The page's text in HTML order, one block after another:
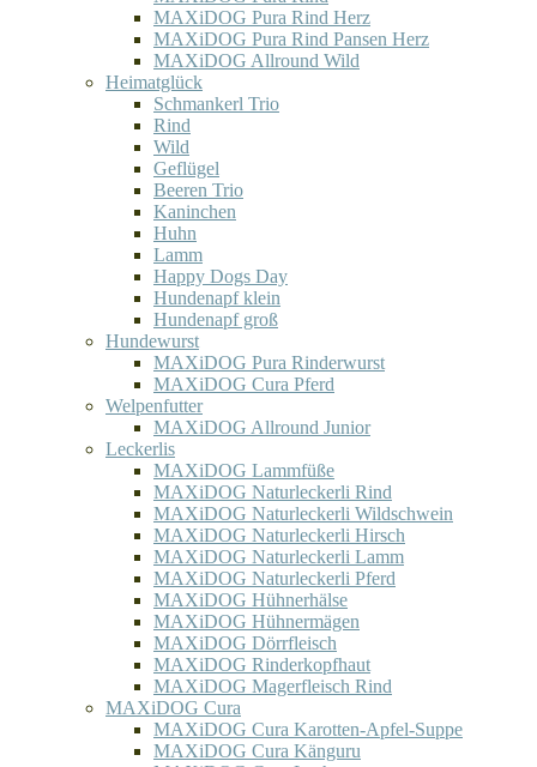
MAXiDOG Pura Rind Herz
MAXiDOG Pura Rind Pansen Herz
MAXiDOG Allround Wild
Heimatglück
Schmankerl Trio
Rind
Wild
Geflügel
Beeren Trio
Kaninchen
Huhn
Lamm
Happy Dogs Day
Hundenapf klein
Hundenapf groß
Hundewurst
MAXiDOG Pura Rinderwurst
MAXiDOG Cura Pferd
Welpenfutter
MAXiDOG Allround Junior
Leckerlis
MAXiDOG Lammfüße
MAXiDOG Naturleckerli Rind
MAXiDOG Naturleckerli Wildschwein
MAXiDOG Naturleckerli Hirsch
MAXiDOG Naturleckerli Lamm
MAXiDOG Naturleckerli Pferd
MAXiDOG Hühnerhälse
MAXiDOG Hühnermägen
MAXiDOG Dörrfleisch
MAXiDOG Rinderkopfhaut
MAXiDOG Magerfleisch Rind
MAXiDOG Cura
MAXiDOG Cura Karotten-Apfel-Suppe
MAXiDOG Cura Känguru